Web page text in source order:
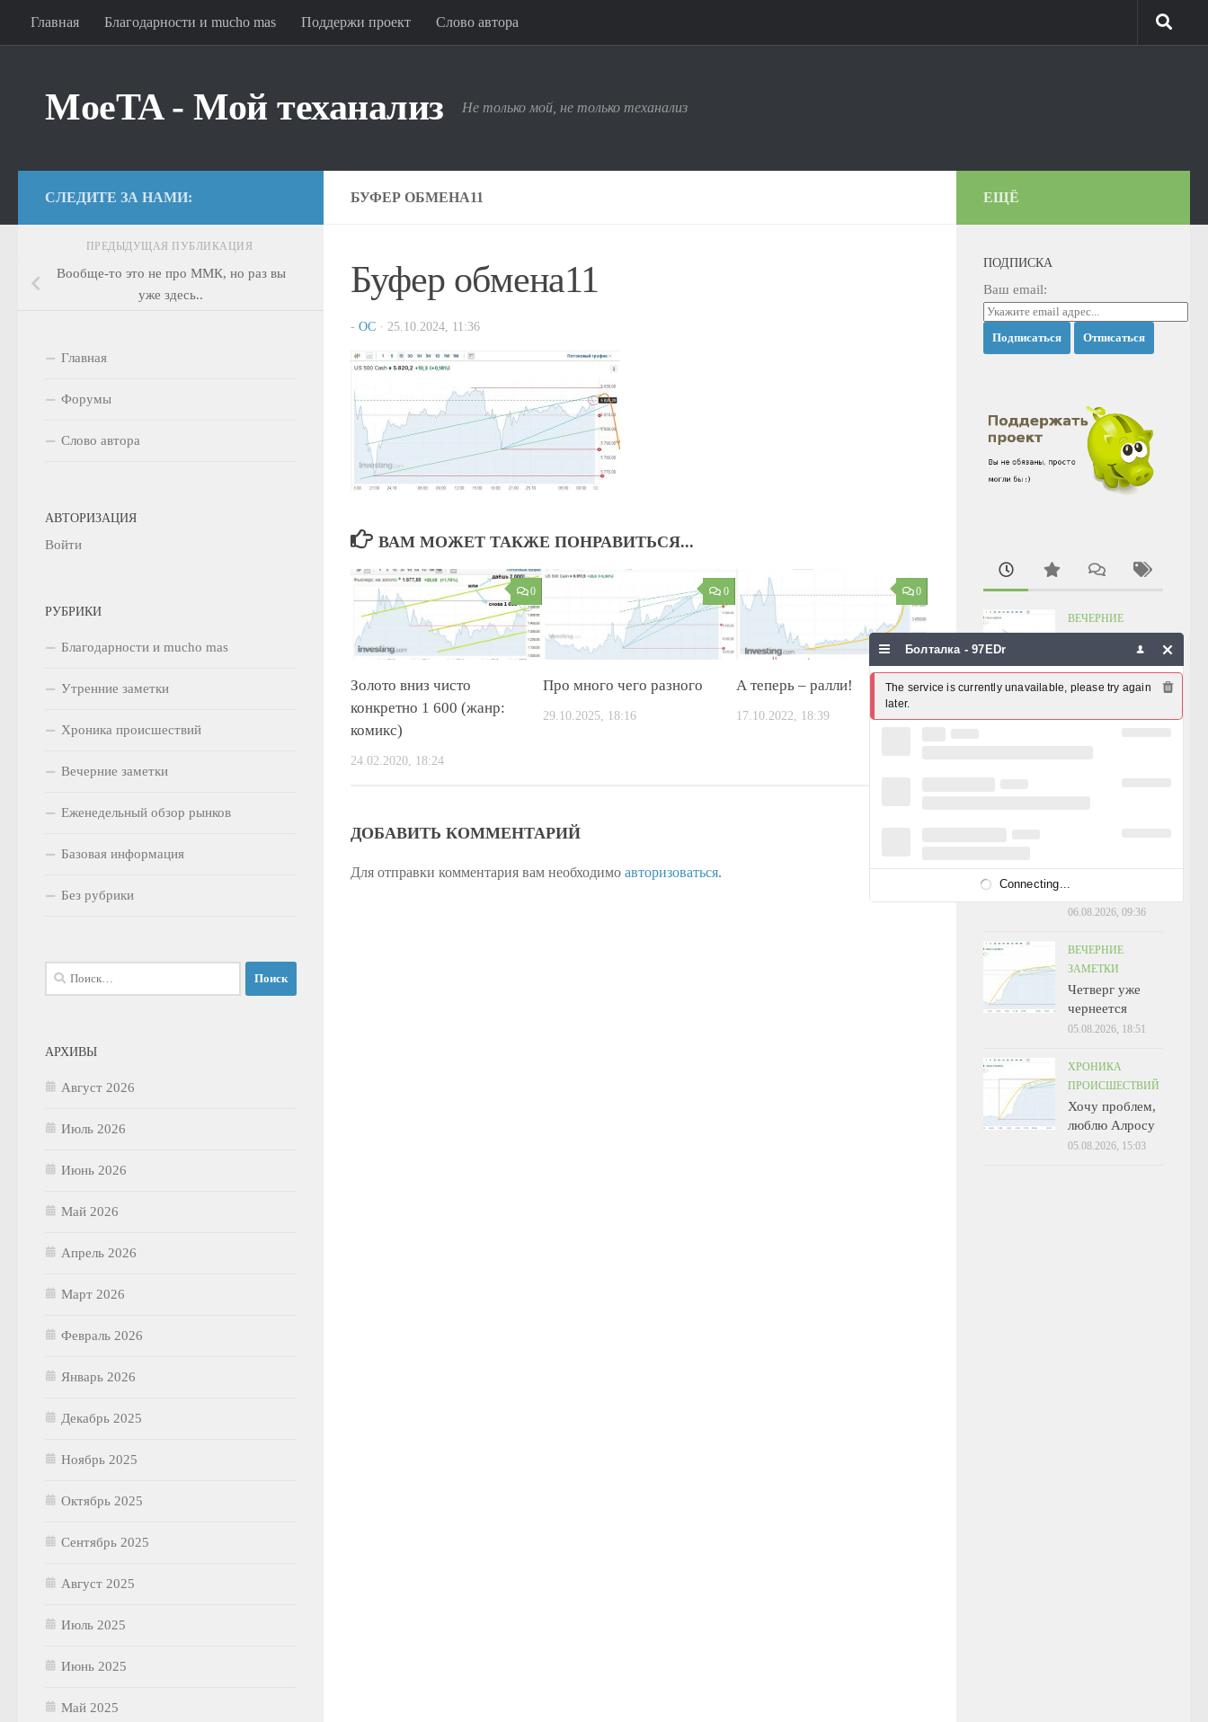
Перейти к содержимому
Главная Благодарности и mucho mas Поддержи проект Слово автора
MoeTA - Мой теханализ Не только мой, не только теханализ
БУФЕР ОБМЕНА11
Буфер обмена11
- OC · 25.10.2024, 11:36
ВАМ МОЖЕТ ТАКЖЕ ПОНРАВИТЬСЯ...
0
Золото вниз чисто
конкретно 1 600 (жанр:
комикс)
24.02.2020, 18:24
0
Про много чего разного
29.10.2025, 18:16
0
А теперь – ралли!
17.10.2022, 18:39
ДОБАВИТЬ КОММЕНТАРИЙ
Для отправки комментария вам необходимо авторизоваться.
СЛЕДИТЕ ЗА НАМИ:
ПРЕДЫДУЩАЯ ПУБЛИКАЦИЯ
Вообще-то это не про ММК, но раз вы
уже здесь..
Главная
Форумы
Слово автора
АВТОРИЗАЦИЯ
Войти
РУБРИКИ
Благодарности и mucho mas
Утренние заметки
Хроника происшествий
Вечерние заметки
Еженедельный обзор рынков
Базовая информация
Без рубрики
Найти:
АРХИВЫ
Август 2026
Июль 2026
Июнь 2026
Май 2026
Апрель 2026
Март 2026
Февраль 2026
Январь 2026
Декабрь 2025
Ноябрь 2025
Октябрь 2025
Сентябрь 2025
Август 2025
Июль 2025
Июнь 2025
Май 2025
ЕЩЁ
ПОДПИСКА
Ваш email:
ВЕЧЕРНИЕ
ХРОНИКА
А что? .. А
вдруг?
06.08.2026, 09:36
ВЕЧЕРНИЕ
ЗАМЕТКИ
Четверг уже
чернеется
05.08.2026, 18:51
ХРОНИКА
ПРОИСШЕСТВИЙ
Хочу проблем,
люблю Алросу
05.08.2026, 15:03
Болталка - 97EDr
The service is currently unavailable, please try again
later.
Connecting...